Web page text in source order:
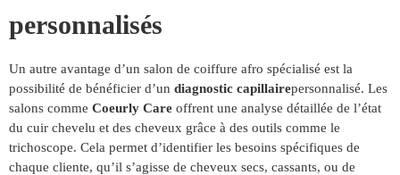
personnalisés
Un autre avantage d’un salon de coiffure afro spécialisé est la
possibilité de bénéficier d’un diagnostic capillairepersonnalisé. Les
salons comme Coeurly Care offrent une analyse détaillée de l’état
du cuir chevelu et des cheveux grâce à des outils comme le
trichoscope. Cela permet d’identifier les besoins spécifiques de
chaque cliente, qu’il s’agisse de cheveux secs, cassants, ou de